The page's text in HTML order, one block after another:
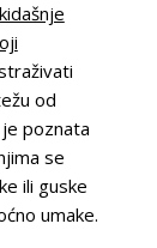
od
poznata
se
ili guske
umake.